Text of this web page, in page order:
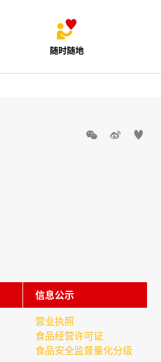
随时随地
  
信息公示
营业执照
食品经营许可证
食品安全监督量化分级